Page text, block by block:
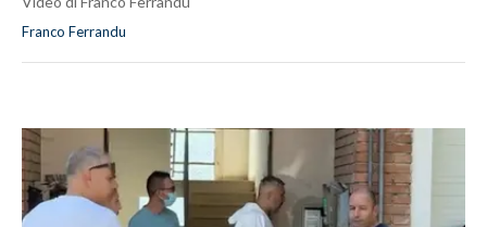
Franco Ferrandu